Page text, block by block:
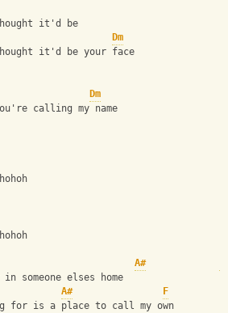
it'd be
Dm
it'd be your face
Dm
calling my name
A#
in someone elses home
A#
F
for is a place to call my own